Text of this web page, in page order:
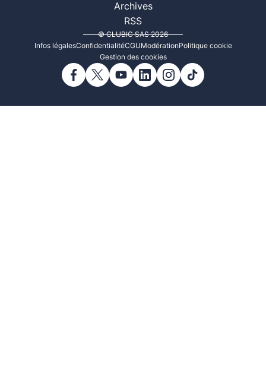
Archives
RSS
© CLUBIC SAS 2026
Infos légalesConfidentialitéCGUModérationPolitique cookie
Gestion des cookies